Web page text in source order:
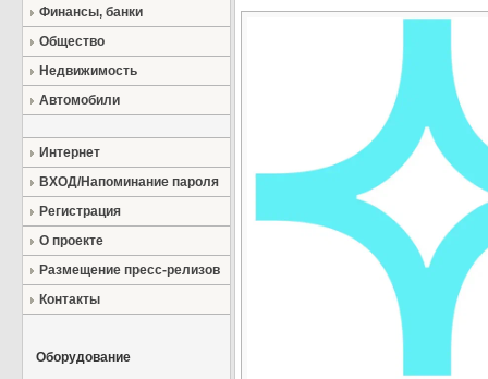
Финансы, банки
Общество
Недвижимость
Автомобили
Интернет
ВХОД/Напоминание пароля
Регистрация
О проекте
Размещение пресс-релизов
Контакты
Оборудование